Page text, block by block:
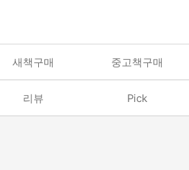
새책구매 중고책구매
리뷰 Pick